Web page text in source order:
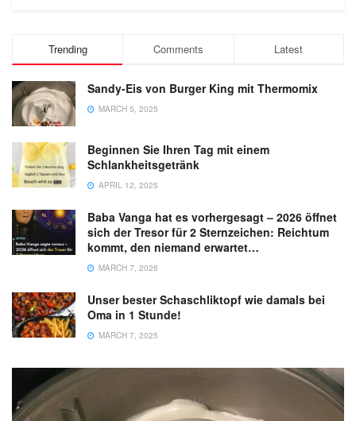
Trending Comments Latest
Sandy-Eis von Burger King mit Thermomix
MARCH 5, 2025
Beginnen Sie Ihren Tag mit einem
Schlankheitsgetränk
APRIL 12, 2025
Baba Vanga hat es vorhergesagt – 2026 öffnet
sich der Tresor für 2 Sternzeichen: Reichtum
kommt, den niemand erwartet…
MARCH 7, 2026
Unser bester Schaschliktopf wie damals bei
Oma in 1 Stunde!
MARCH 7, 2025